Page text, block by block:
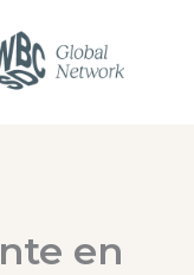
en